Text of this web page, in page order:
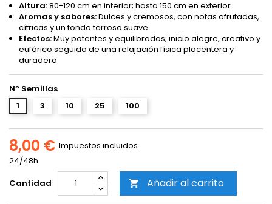
Altura:80-120 cm en interior; hasta 150 cm en exterior
Aromas y sabores:Dulces y cremosos, con notas afrutadas,
cítricas y un fondo terroso suave
Efectos:Muy potentes y equilibrados; inicio alegre, creativo y
eufórico seguido de una relajación física placentera y
duradera
Nº Semillas
1
3 10 25 100
8,00 € Impuestos incluidos
24/48h
Cantidad
 Añadir al carrito